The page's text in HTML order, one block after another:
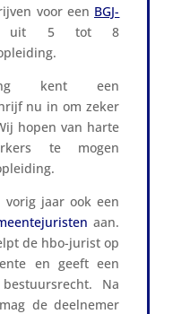
voor een BGJ-
uit 5 tot 8
kent een
nu in om zeker
hopen van harte
te mogen
vorig jaar ook een
aan.
de hbo-jurist op
en geeft een
Na
de deelnemer